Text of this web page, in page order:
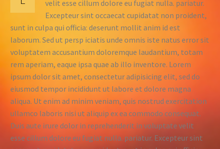
velit esse cillum dolore eu fugiat nulla. pariatur.
Excepteur sint occaecat cupidatat non proident,
sunt in culpa qui officia: deserunt mollit anim id est
laborum. Sed ut persp iciatis unde omnis iste natus error sit
voluptatem accusantium doloremque laudantium, totam
rem aperiam, eaque ipsa quae ab illo inventore. Lorem
ipsum dolor sit amet, consectetur adipisicing elit, sed do
eiusmod tempor incididunt ut labore et dolore magna
aliqua. Ut enim ad minim veniam, quis nostrud exercitation
ullamco laboris nisi ut aliquip ex ea commodo consequat.
Duis aute irure dolor in reprehenderit in voluptate velit
esse cillum dolore eu fugiat nulla. pariatur. Excepteur sint